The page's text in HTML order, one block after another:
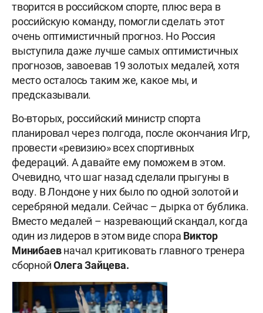
творится в российском спорте, плюс вера в
российскую команду, помогли сделать этот
очень оптимистичный прогноз. Но Россия
выступила даже лучше самых оптимистичных
прогнозов, завоевав 19 золотых медалей, хотя
место осталось таким же, какое мы, и
предсказывали.
Во-вторых, российский министр спорта
планировал через полгода, после окончания Игр,
провести «ревизию» всех спортивных
федераций. А давайте ему поможем в этом.
Очевидно, что шаг назад сделали прыгуны в
воду. В Лондоне у них было по одной золотой и
серебряной медали. Сейчас – дырка от бублика.
Вместо медалей – назревающий скандал, когда
один из лидеров в этом виде спора Виктор
Минибаевначал критиковать главного тренера
сборнойОлега Зайцева.